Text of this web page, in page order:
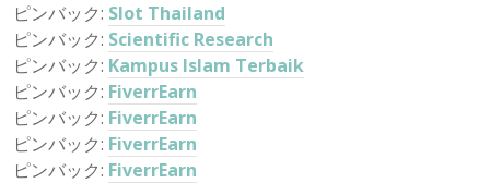
ピンバック: Slot Thailand
ピンバック: Scientific Research
ピンバック: Kampus Islam Terbaik
ピンバック: FiverrEarn
ピンバック: FiverrEarn
ピンバック: FiverrEarn
ピンバック: FiverrEarn